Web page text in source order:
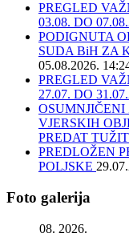
PREGLED
03.08. DO
PODIGNUTA
SUDA BiH ZA
05.08.2026.
PREGLED
27.07. DO
OSUMNJIČENI
VJERSKIH
PREDAT
PREDLOŽEN
POLJSKE
Foto galerija
08. 2026.